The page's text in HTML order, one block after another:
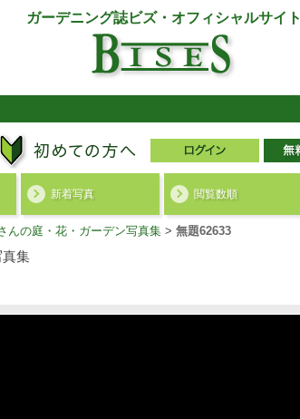
ガーデニング誌ビズ・オフィシャルサイト
新着写真 閲覧数順
んの庭・花・ガーデン写真集 > 無題62633
真集